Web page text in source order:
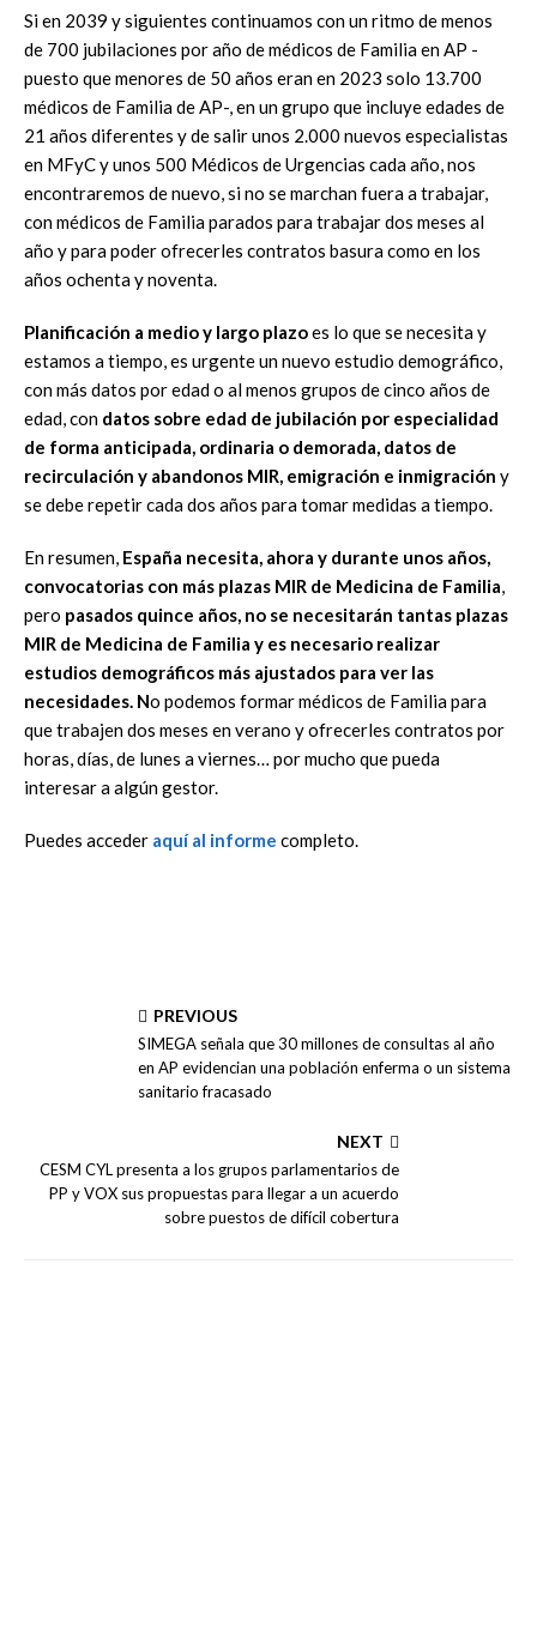
Si en 2039 y siguientes continuamos con un ritmo de menos
de 700 jubilaciones por año de médicos de Familia en AP -
puesto que menores de 50 años eran en 2023 solo 13.700
médicos de Familia de AP-, en un grupo que incluye edades de
21 años diferentes y de salir unos 2.000 nuevos especialistas
en MFyC y unos 500 Médicos de Urgencias cada año, nos
encontraremos de nuevo, si no se marchan fuera a trabajar,
con médicos de Familia parados para trabajar dos meses al
año y para poder ofrecerles contratos basura como en los
años ochenta y noventa.
Planificación a medio y largo plazoes lo que se necesita y
estamos a tiempo, es urgente un nuevo estudio demográfico,
con más datos por edad o al menos grupos de cinco años de
edad, con datos sobre edad de jubilación por especialidad
de forma anticipada, ordinaria o demorada, datos de
recirculación y abandonos MIR, emigración e inmigración y
se debe repetir cada dos años para tomar medidas a tiempo.
En resumen, España necesita, ahora y durante unos años,
convocatorias con más plazas MIR de Medicina de Familia,
pero pasados quince años, no se necesitarán tantas plazas
MIR de Medicina de Familia y es necesario realizar
estudios demográficos más ajustados para ver las
necesidades. No podemos formar médicos de Familia para
que trabajen dos meses en verano y ofrecerles contratos por
horas, días, de lunes a viernes… por mucho que pueda
interesar a algún gestor.
Puedes acceder aquí al informe completo.
PREVIOUS
SIMEGA señala que 30 millones de consultas al año
en AP evidencian una población enferma o un sistema
sanitario fracasado
NEXT
CESM CYL presenta a los grupos parlamentarios de
PP y VOX sus propuestas para llegar a un acuerdo
sobre puestos de difícil cobertura